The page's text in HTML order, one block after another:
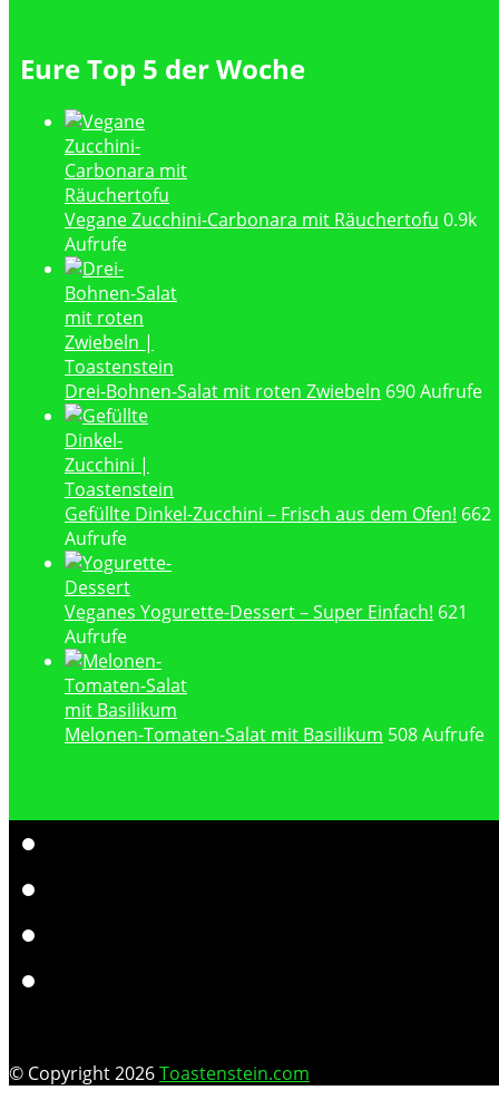
Eure Top 5 der Woche
Vegane Zucchini-Carbonara mit Räuchertofu 0.9k
Aufrufe
Drei-Bohnen-Salat mit roten Zwiebeln 690 Aufrufe
Gefüllte Dinkel-Zucchini – Frisch aus dem Ofen! 662
Aufrufe
Veganes Yogurette-Dessert – Super Einfach! 621
Aufrufe
Melonen-Tomaten-Salat mit Basilikum 508 Aufrufe
© Copyright 2026Toastenstein.com